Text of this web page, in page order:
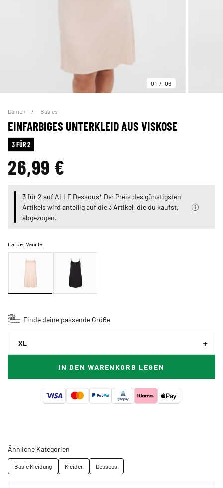
01 06
Damen Basics
EINFARBIGES UNTERKLEID AUS VISKOSE
3 FÜR 2
26,99 €
3 für 2 auf ALLE Dessous* Der Preis des günstigsten
Artikels wird anteilig auf die 3 Artikel, die du kaufst,
abgezogen.
Farbe:Vanille
Finde deine passende Größe
XL
IN DEN WARENKORB LEGEN
Ähnliche Kategorien
Basic Kleidung Kleider Dessous